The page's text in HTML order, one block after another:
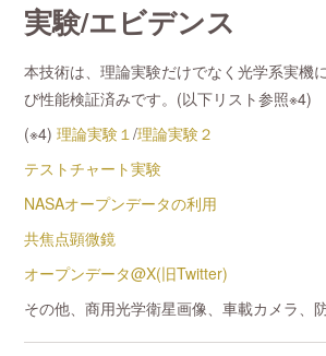
実験/エビデンス
本技術は、理論実験だけでなく光学系実機
び性能検証済みです。(以下リスト参照※4)
(※4)理論実験１/理論実験２
テストチャート実験
NASAオープンデータの利用
共焦点顕微鏡
オープンデータ@X(旧Twitter)
その他、商用光学衛星画像、車載カメラ、